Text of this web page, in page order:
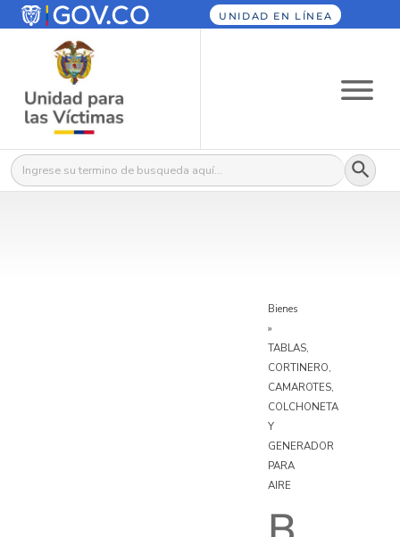
UNIDAD EN LÍNEA
Buscar: Botón
Bienes
»
TABLAS,
CORTINERO,
CAMAROTES,
COLCHONETA
Y
GENERADOR
PARA
AIRE